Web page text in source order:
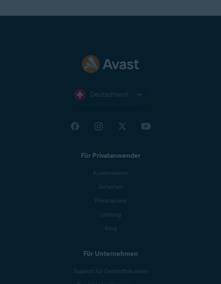
Deutschland
Für Privatanwender
Kundendienst
Sicherheit
Privatsphäre
Leistung
Blog
Für Unternehmen
Support für Geschäftskunden